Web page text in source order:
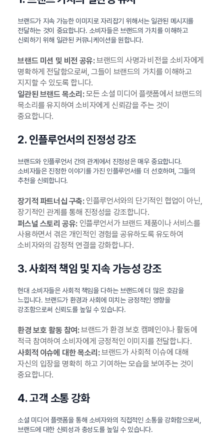
브랜드가 지속 가능한 이미지로 자리잡기 위해서는 일관된 메시지를
전달하는 것이 중요합니다. 소비자들은 브랜드의 가치를 이해하고
신뢰하기 위해 일관된 커뮤니케이션을 원합니다.
브랜드 미션 및 비전 공유:브랜드의 사명과 비전을 소비자에게
명확하게 전달함으로써, 그들이 브랜드의 가치를 이해하고
지지할 수 있도록 합니다.
일관된 브랜드 목소리:모든 소셜 미디어 플랫폼에서 브랜드의
목소리를 유지하여 소비자에게 신뢰감을 주는 것이
중요합니다.
2. 인플루언서의 진정성 강조
브랜드와 인플루언서 간의 관계에서 진정성은 매우 중요합니다.
소비자들은 진정한 이야기를 가진 인플루언서를 더 선호하며, 그들의
추천을 신뢰합니다.
장기적 파트너십 구축:인플루언서와의 단기적인 협업이 아닌,
장기적인 관계를 통해 진정성을 강조합니다.
퍼스널 스토리 공유:인플루언서가 브랜드 제품이나 서비스를
사용하면서 겪은 개인적인 경험을 공유하도록 유도하여
소비자와의 감정적 연결을 강화합니다.
3. 사회적 책임 및 지속 가능성 강조
현대 소비자들은 사회적 책임을 다하는 브랜드에 더 많은 호감을
느낍니다. 브랜드가 환경과 사회에 미치는 긍정적인 영향을
강조함으로써 신뢰도를 높일 수 있습니다.
환경 보호 활동 참여:브랜드가 환경 보호 캠페인이나 활동에
적극 참여하여 소비자에게 긍정적인 이미지를 전달합니다.
사회적 이슈에 대한 목소리:브랜드가 사회적 이슈에 대해
자신의 입장을 명확히 하고 기여하는 모습을 보여주는 것이
중요합니다.
4. 고객 소통 강화
소셜 미디어 플랫폼을 통해 소비자와의 직접적인 소통을 강화함으로써,
브랜드에 대한 신뢰성과 충성도를 높일 수 있습니다.